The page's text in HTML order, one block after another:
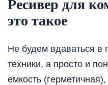
Ресивер для
это такое
Не будем вдаваться в
техники, а просто и
емкость